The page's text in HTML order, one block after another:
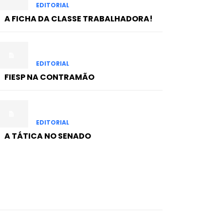
EDITORIAL
A FICHA DA CLASSE TRABALHADORA!
EDITORIAL
FIESP NA CONTRAMÃO
EDITORIAL
A TÁTICA NO SENADO